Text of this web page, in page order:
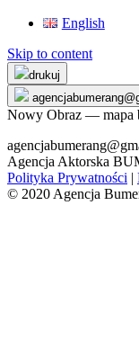
English
Skip to content
drukuj
Nowy Obraz — mapa
Agencja Aktorska
Polityka Prywatności |
© 2020 Agencja